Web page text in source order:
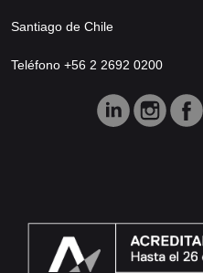
Santiago de Chile
Teléfono +56 2 2692 0200